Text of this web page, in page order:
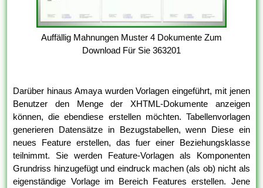
Auffällig Mahnungen Muster 4 Dokumente Zum
Download Für Sie 363201
Darüber hinaus Amaya wurden Vorlagen eingeführt, mit jenen
Benutzer den Menge der XHTML-Dokumente anzeigen
können, die ebendiese erstellen möchten. Tabellenvorlagen
generieren Datensätze in Bezugstabellen, wenn Diese ein
neues Feature erstellen, das fuer einer Beziehungsklasse
teilnimmt. Sie werden Feature-Vorlagen als Komponenten
Grundriss hinzugefügt und eindruck machen (als ob) nicht als
eigenständige Vorlage im Bereich Features erstellen. Jene